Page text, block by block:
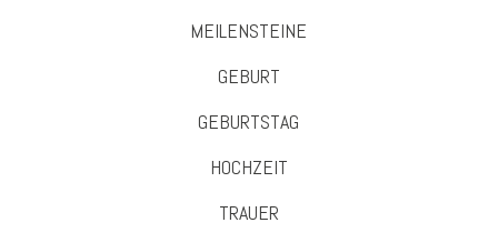
MEILENSTEINE
GEBURT
GEBURTSTAG
HOCHZEIT
TRAUER